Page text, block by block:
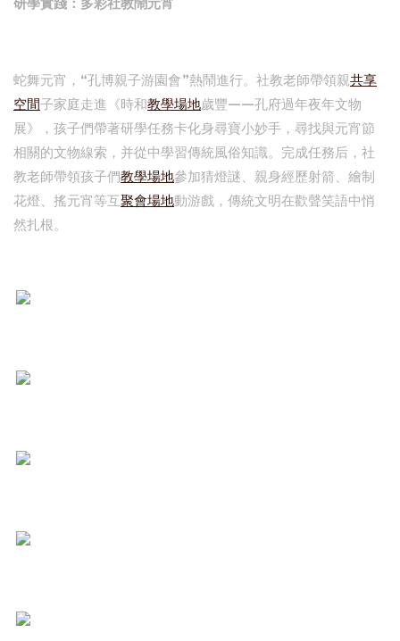
研學實踐：多彩社教鬧元宵
蛇舞元宵，“孔博親子游園會”熱鬧進行。社教老師帶領親共享
空間子家庭走進《時和教學場地歲豐——孔府過年夜年文物
展》，孩子們帶著研學任務卡化身尋寶小妙手，尋找與元宵節
相關的文物線索，并從中學習傳統風俗知識。完成任務后，社
教老師帶領孩子們教學場地參加猜燈謎、親身經歷射箭、繪制
花燈、搖元宵等互聚會場地動游戲，傳統文明在歡聲笑語中悄
然扎根。